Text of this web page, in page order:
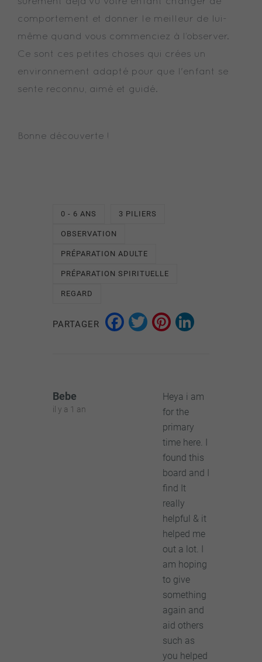
comportement et donner le meilleur de lui-
même quand vous commenciez à l’observer.
Ce sont ces petites choses qui crées un
environnement adapté pour que l'enfant se
sente reconnu, aimé et guidé.
Bonne découverte !
0 - 6 ANS 3 PILIERS
OBSERVATION
PRÉPARATION ADULTE
PRÉPARATION SPIRITUELLE
REGARD
PARTAGER Facebook
Twitter
Pinterest
Bebe
il y a 1 an
Heya i am
for the
primary
time here. I
found this
board and I
find It
really
helpful & it
helped me
out a lot. I
am hoping
to give
something
again and
aid others
such as
you helped